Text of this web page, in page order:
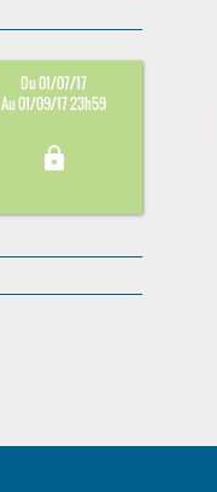
Du 01/07/17
Au 01/09/17 23h59
lock